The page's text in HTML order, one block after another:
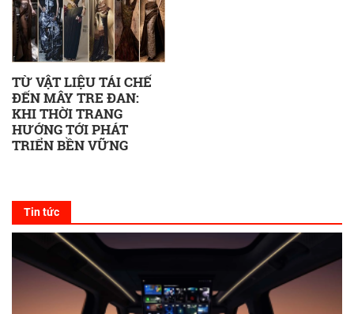
TỪ VẬT LIỆU TÁI CHẾ
ĐẾN MÂY TRE ĐAN:
KHI THỜI TRANG
HƯỚNG TỚI PHÁT
TRIỂN BỀN VỮNG
Tin tức